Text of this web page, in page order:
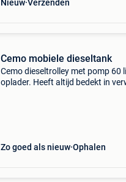
Nieuw Verzenden
Cemo mobiele dieseltank
Cemo dieseltrolley met pomp 60
oplader. Heeft altijd bedekt in
Zo goed als nieuw Ophalen